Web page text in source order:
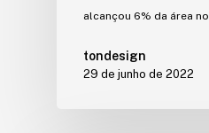
alcançou 6% da área no
tondesign
29 de junho de 2022